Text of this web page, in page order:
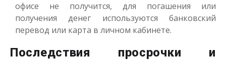
офисе не получится, для погашения или
получения денег используются банковский
перевод или карта в личном кабинете.
Последствия просрочки и